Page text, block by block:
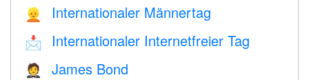
👱 Internationaler Männertag
📩 Internationaler Internetfreier Tag
🤵 James Bond